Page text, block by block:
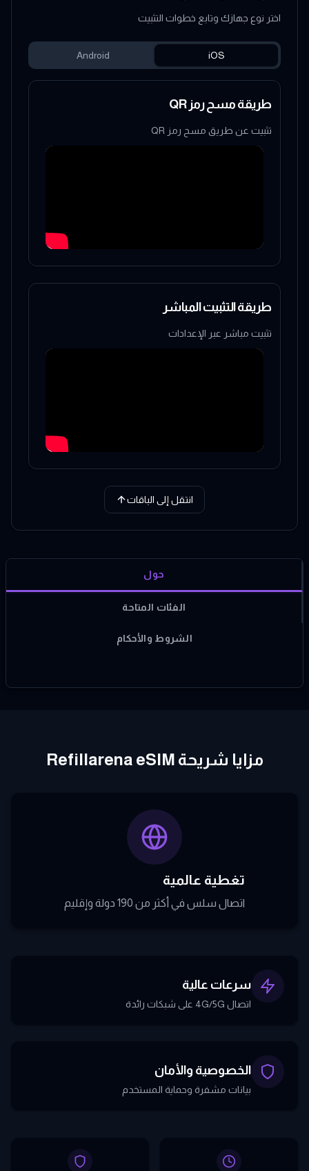
اختر نوع جهازك وتابع خطوات التثبيت
iOS
Android
طريقة مسح رمز QR
تثبيت عن طريق مسح رمز QR
طريقة التثبيت المباشر
تثبيت مباشر عبر الإعدادات
انتقل إلى الباقات
حول
الفئات المتاحة
الشروط والأحكام
مزايا شريحة Refillarena eSIM
تغطية عالمية
اتصال سلس في أكثر من 190 دولة وإقليم
سرعات عالية
اتصال 4G/5G على شبكات رائدة
الخصوصية والأمان
بيانات مشفرة وحماية المستخدم